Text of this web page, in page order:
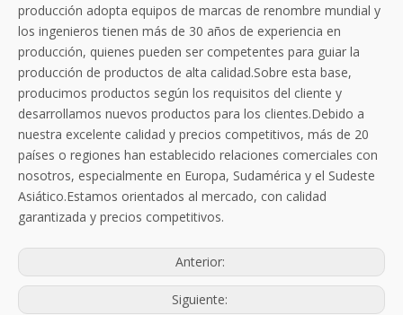
producción adopta equipos de marcas de renombre mundial y
los ingenieros tienen más de 30 años de experiencia en
producción, quienes pueden ser competentes para guiar la
producción de productos de alta calidad.Sobre esta base,
producimos productos según los requisitos del cliente y
desarrollamos nuevos productos para los clientes.Debido a
nuestra excelente calidad y precios competitivos, más de 20
países o regiones han establecido relaciones comerciales con
nosotros, especialmente en Europa, Sudamérica y el Sudeste
Asiático.Estamos orientados al mercado, con calidad
garantizada y precios competitivos.
Anterior:
Siguiente: